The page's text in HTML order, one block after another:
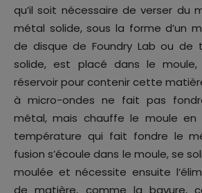
qu’il soit nécessaire de verser du
métal solide, sous la forme d’un
de disque de Foundry Lab ou de
solide, est placé dans le moule,
réservoir pour contenir cette
à micro-ondes ne fait pas
métal, mais chauffe le moule en
température qui fait fondre le
fusion s’écoule dans le moule, se
moulée et nécessite ensuite
de matière, comme la bavure,